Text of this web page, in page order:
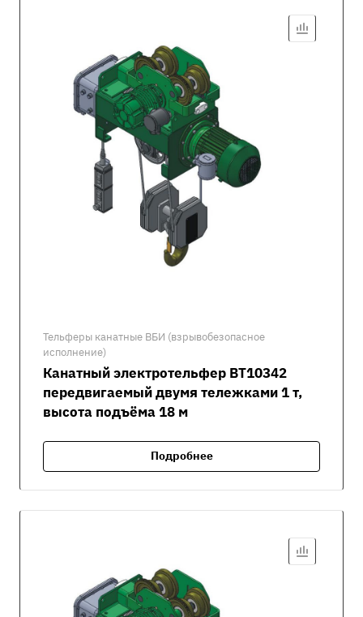
Тельферы канатные ВБИ (взрывобезопасное
исполнение)
Канатный электротельфер ВТ10342
передвигаемый двумя тележками 1 т,
высота подъёма 18 м
Подробнее